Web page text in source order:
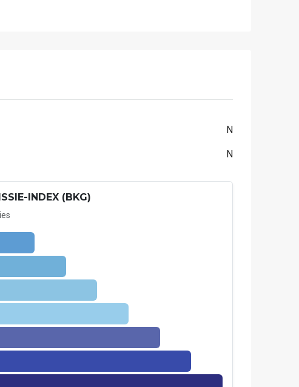
N
N
INDEX (BKG)